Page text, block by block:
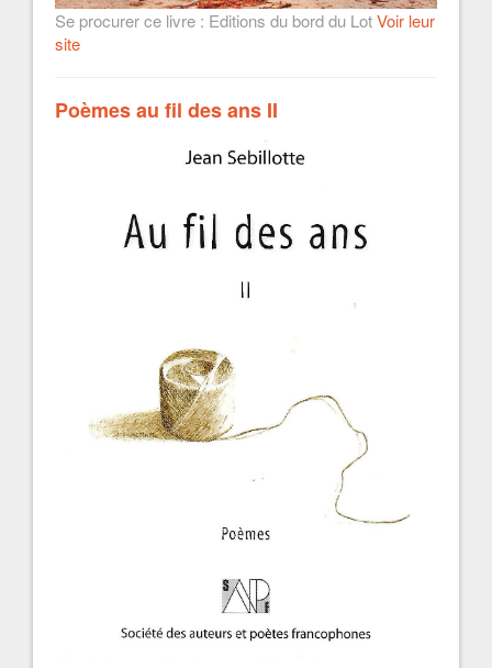
Se procurer ce livre : Editions du bord du LotVoir leur
site
Poèmes au fil des ans II